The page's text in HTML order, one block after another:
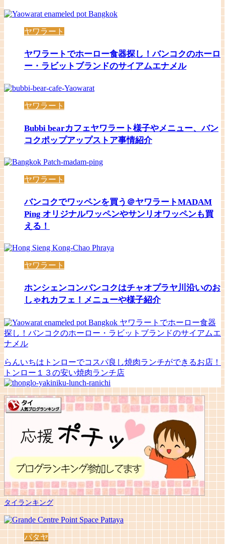
ヤワラート
ヤワラートでホーロー食器探し！バンコクのホーロ
ー・ラビットブランドのサイアムエナメル
ヤワラート
Bubbi bearカフェヤワラート様子やメニュー、バン
コクポップアップストア事情紹介
ヤワラート
バンコクでワッペンを買う＠ヤワラートMADAM
Ping オリジナルワッペンやサンリオワッペンも買
える！
ヤワラート
ホンシェンコンバンコクはチャオプラヤ川沿いのお
しゃれカフェ！メニューや様子紹介
ヤワラートでホーロー食器
探し！バンコクのホーロー・ラビットブランドのサイアムエ
ナメル
らんいちはトンローでコスパ良し焼肉ランチができるお店！
トンロー１３の安い焼肉ランチ店
タイランキング
パタヤ